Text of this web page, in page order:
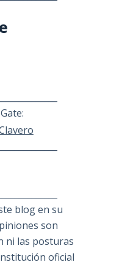
blog en su
son
ni las posturas
oficial